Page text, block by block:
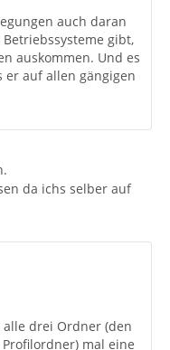
auch daran
gibt,
auskommen. Und es
er auf allen gängigen
da ichs selber auf
drei Ordner (den
mal eine